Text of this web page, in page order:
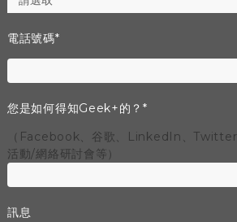
電話號碼*
您是如何得知Geek+的？*
（Facebook、谷歌、LinkedIn、Twitter
活動/網絡研討會等）
訊息